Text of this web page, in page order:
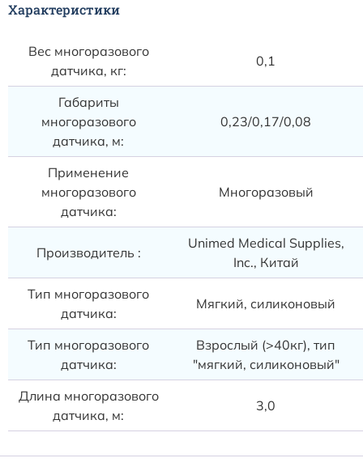
Характеристики
Вес многоразового
датчика, кг:
0,1
Габариты
многоразового
датчика, м:
0,23/0,17/0,08
Применение
многоразового
датчика:
Многоразовый
Производитель :
Unimed Medical Supplies,
Inc., Китай
Тип многоразового
датчика:
Мягкий, силиконовый
Тип многоразового
датчика:
Взрослый (>40кг), тип
"мягкий, силиконовый"
Длина многоразового
датчика, м:
3,0